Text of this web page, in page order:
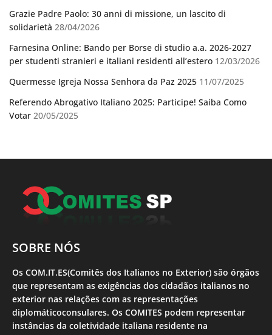
Grazie Padre Paolo: 30 anni di missione, un lascito di
solidarietà 28/04/2026
Farnesina Online: Bando per Borse di studio a.a. 2026-2027
per studenti stranieri e italiani residenti all’estero 12/03/2026
Quermesse Igreja Nossa Senhora da Paz 2025 11/07/2025
Referendo Abrogativo Italiano 2025: Participe! Saiba Como
Votar 20/05/2025
SOBRE NÓS
Os COM.IT.ES(Comitês dos Italianos no Exterior) são órgãos
que representam as exigências dos cidadãos italianos no
exterior nas relações com as representações
diplomáticoconsulares. Os COMITES podem representar
instâncias da coletividade italiana residente na